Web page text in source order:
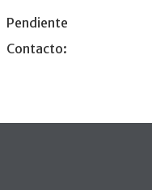
Pendiente
Contacto: